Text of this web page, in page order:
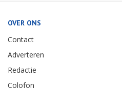
OVER ONS
Contact
Adverteren
Redactie
Colofon